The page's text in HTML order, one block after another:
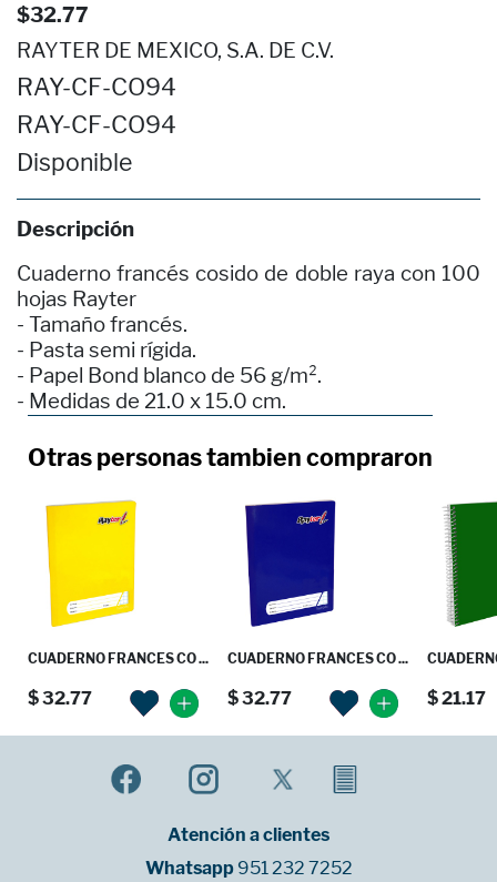
$32.77
RAYTER DE MEXICO, S.A. DE C.V.
RAY-CF-CO94
RAY-CF-CO94
Disponible
Descripción
Cuaderno francés cosido de doble raya con 100
hojas Rayter
- Tamaño francés.
- Pasta semi rígida.
- Papel Bond blanco de 56 g/m².
- Medidas de 21.0 x 15.0 cm.
Otras personas tambien compraron
CUADERNO FRANCES CO ...
$ 32.77
CUADERNO FRANCES CO ...
$ 32.77 $ 21.17
Atención a clientes
Whatsapp 951 232 7252